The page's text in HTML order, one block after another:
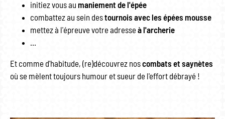
initiez vous au maniement de l'épée
combattez au sein destournois avec les épées mousse
mettez à l'épreuve votre adresseà l'archerie
…
Et comme d'habitude, (re)découvrez noscombats et saynètes
où se mèlent toujours humour et sueur de l'effort débrayé !